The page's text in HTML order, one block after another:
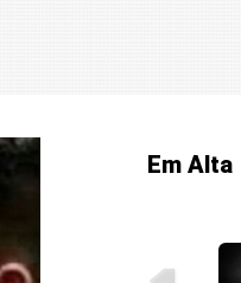
Em Alta